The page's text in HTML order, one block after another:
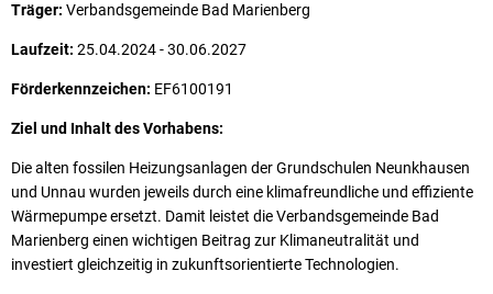
Träger: Verbandsgemeinde Bad Marienberg
Laufzeit: 25.04.2024 - 30.06.2027
Förderkennzeichen: EF6100191
Ziel und Inhalt des Vorhabens:
Die alten fossilen Heizungsanlagen der Grundschulen Neunkhausen
und Unnau wurden jeweils durch eine klimafreundliche und effiziente
Wärmepumpe ersetzt. Damit leistet die Verbandsgemeinde Bad
Marienberg einen wichtigen Beitrag zur Klimaneutralität und
investiert gleichzeitig in zukunftsorientierte Technologien.